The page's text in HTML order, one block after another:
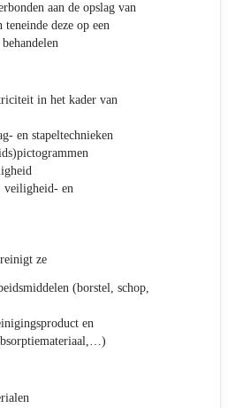
aan de opslag van
deze op een
in het kader van
en stapeltechnieken
veiligheid- en
ze
(borstel, schop,
en